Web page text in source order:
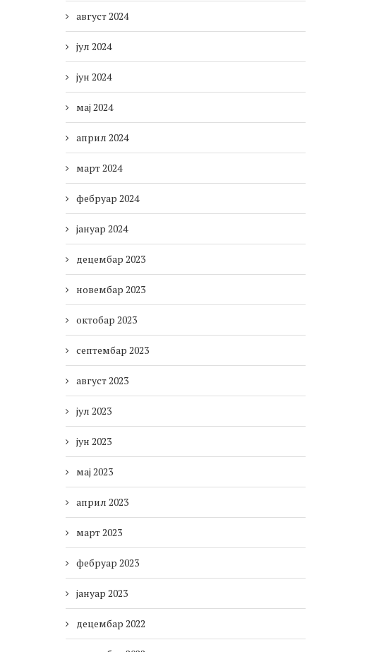
август 2024
јул 2024
јун 2024
мај 2024
април 2024
март 2024
фебруар 2024
јануар 2024
децембар 2023
новембар 2023
октобар 2023
септембар 2023
август 2023
јул 2023
јун 2023
мај 2023
април 2023
март 2023
фебруар 2023
јануар 2023
децембар 2022